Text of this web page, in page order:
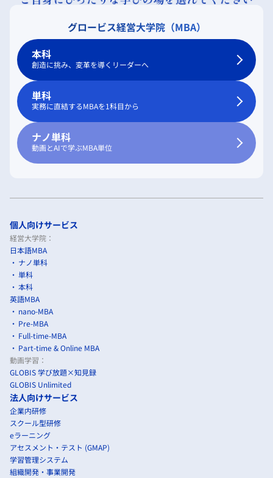
グロービス経営大学院（MBA）
本科
創造に挑み、変革を導くリーダーへ
単科
実務に直結するMBAを1科目から
ナノ単科
動画とAIで学ぶMBA単位
個人向けサービス
経営大学院：
日本語MBA
ナノ単科
単科
本科
英語MBA
nano-MBA
Pre-MBA
Full-time-MBA
Part-time & Online MBA
動画学習：
GLOBIS 学び放題×知見録
GLOBIS Unlimited
法人向けサービス
企業内研修
スクール型研修
eラーニング
アセスメント・テスト (GMAP)
学習管理システム
組織開発・事業開発